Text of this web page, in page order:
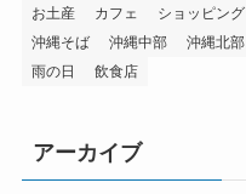
お土産 カフェ ショッピング
沖縄そば
沖縄中部 沖縄北部
雨の日
飲食店
アーカイブ